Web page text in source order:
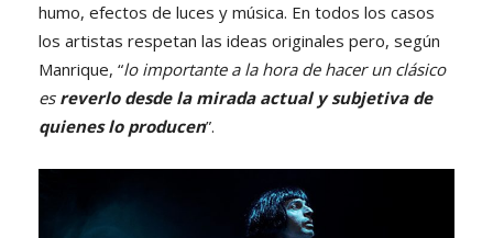
humo, efectos de luces y música. En todos los casos
los artistas respetan las ideas originales pero, según
Manrique, “lo importante a la hora de hacer un clásico
es reverlo desde la mirada actual y subjetiva de
quienes lo producen”.